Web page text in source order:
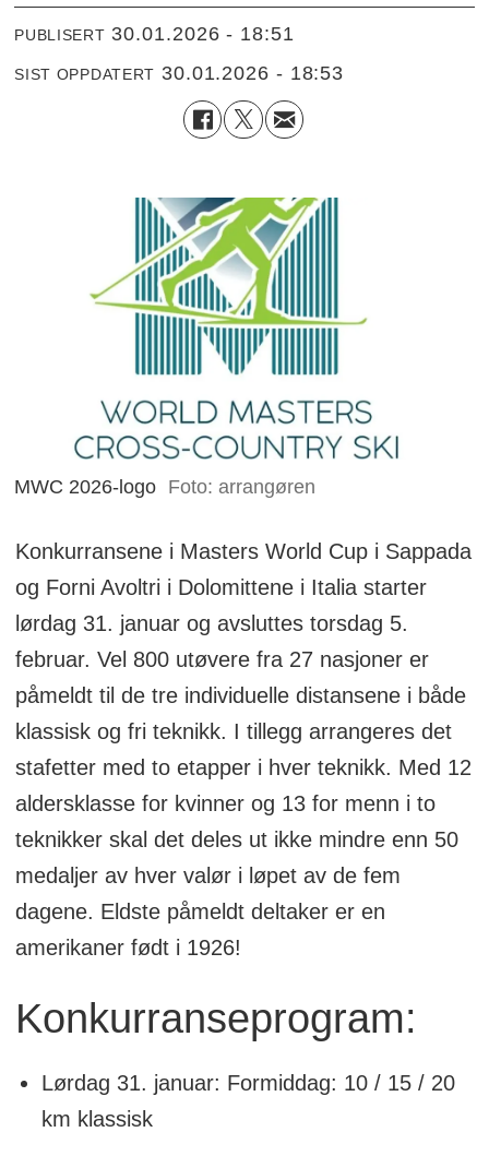
PUBLISERT 30.01.2026 - 18:51
SIST OPPDATERT 30.01.2026 - 18:53
MWC 2026-logo Foto: arrangøren
Konkurransene i Masters World Cup i Sappada
og Forni Avoltri i Dolomittene i Italia starter
lørdag 31. januar og avsluttes torsdag 5.
februar. Vel 800 utøvere fra 27 nasjoner er
påmeldt til de tre individuelle distansene i både
klassisk og fri teknikk. I tillegg arrangeres det
stafetter med to etapper i hver teknikk. Med 12
aldersklasse for kvinner og 13 for menn i to
teknikker skal det deles ut ikke mindre enn 50
medaljer av hver valør i løpet av de fem
dagene. Eldste påmeldt deltaker er en
amerikaner født i 1926!
Konkurranseprogram:
Lørdag 31. januar: Formiddag: 10 / 15 / 20
km klassisk